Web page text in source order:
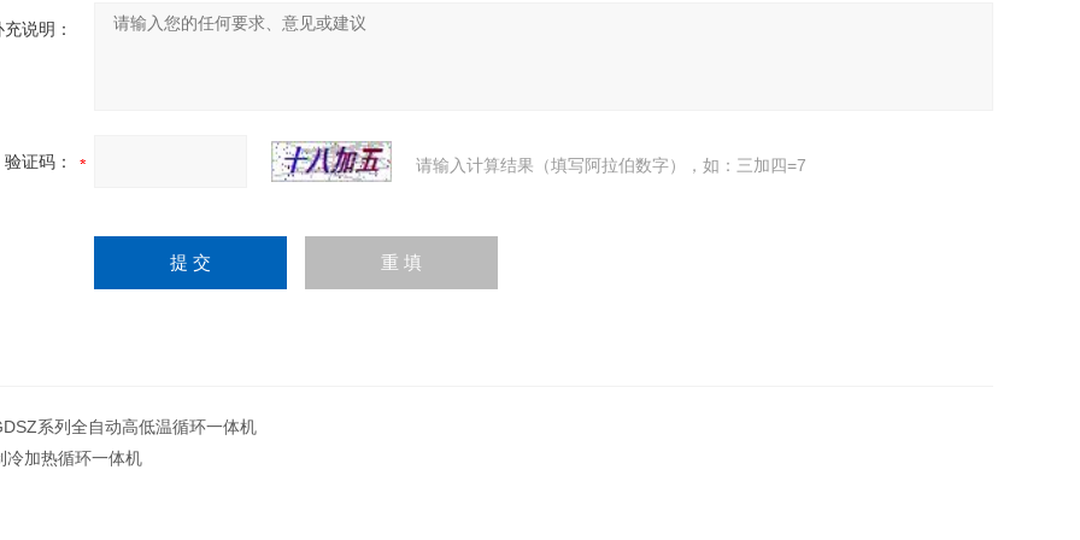
充说明：
验证码： 请输入计算结果（填写阿拉伯数字），如：三加四=7
系列全自动高低温循环一体机
冷加热循环一体机